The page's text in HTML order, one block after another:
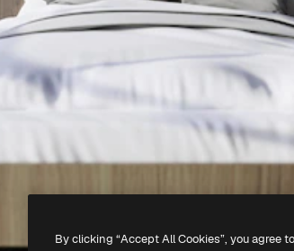
By clicking “Accept All Cookies”, you agree